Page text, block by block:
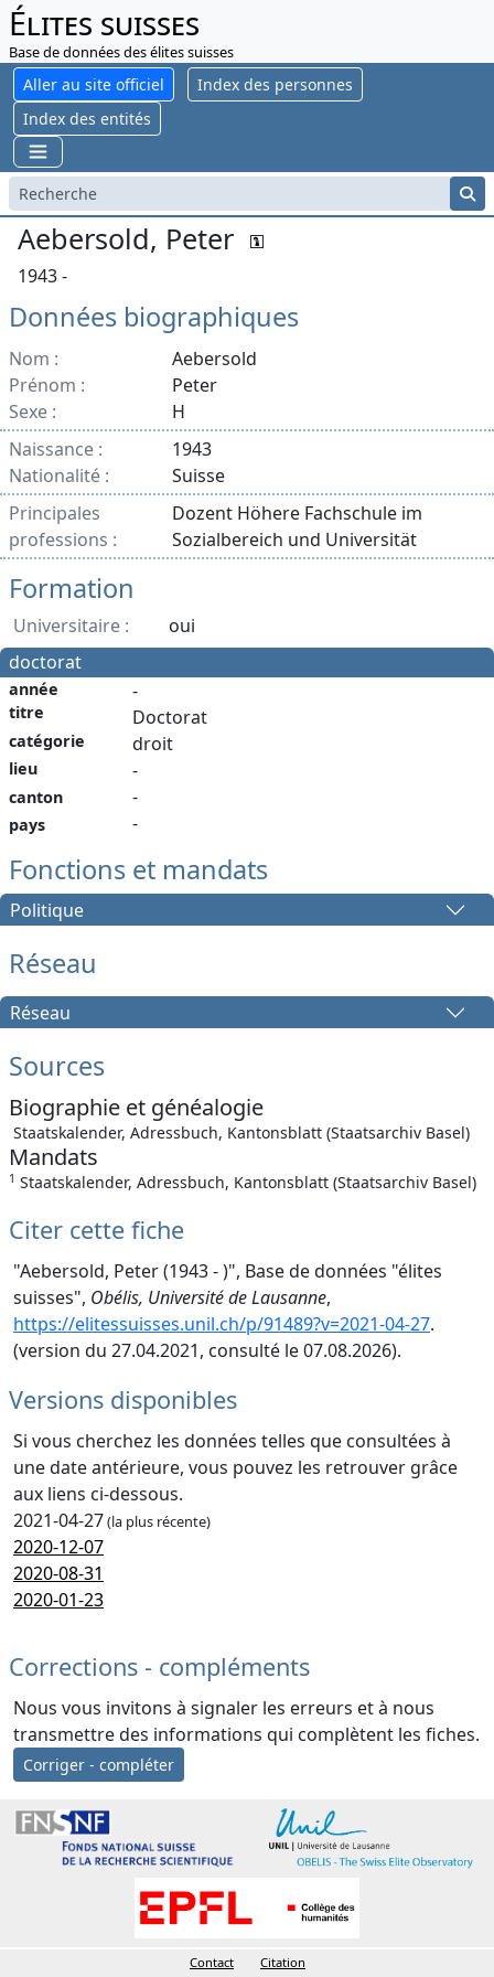
Élites suisses
Base de données des élites suisses
Aller au site officiel
Index des personnes
Index des entités
Aebersold, Peter
1943 -
Données biographiques
Nom :
Aebersold
Prénom :
Peter
Sexe :
H
Naissance :
1943
Nationalité :
Suisse
Principales
professions :
Dozent Höhere Fachschule im
Sozialbereich und Universität
Formation
Universitaire :
oui
doctorat
année
titre
catégorie
lieu
canton
pays
-
Doctorat
droit
-
-
-
Fonctions et mandats
Politique
Réseau
Réseau
Sources
Biographie et généalogie
Staatskalender, Adressbuch, Kantonsblatt (Staatsarchiv Basel)
Mandats
1 Staatskalender, Adressbuch, Kantonsblatt (Staatsarchiv Basel)
Citer cette fiche
"Aebersold, Peter (1943 - )", Base de données "élites
suisses", Obélis, Université de Lausanne,
https://elitessuisses.unil.ch/p/91489?v=2021-04-27.
(version du 27.04.2021, consulté le 07.08.2026).
Versions disponibles
Si vous cherchez les données telles que consultées à
une date antérieure, vous pouvez les retrouver grâce
aux liens ci-dessous.
2021-04-27(la plus récente)
2020-12-07
2020-08-31
2020-01-23
Corrections - compléments
Nous vous invitons à signaler les erreurs et à nous
transmettre des informations qui complètent les fiches.
Corriger - compléter
Contact Citation